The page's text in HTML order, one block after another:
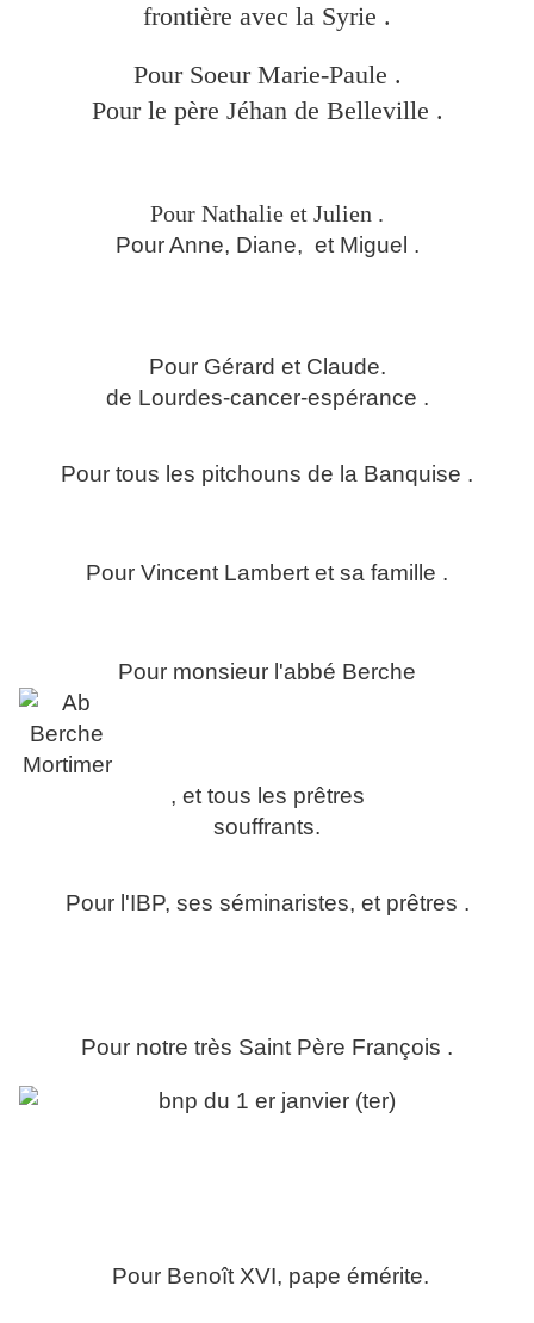
frontière avec la Syrie .
Pour Soeur Marie-Paule .
Pour le père Jéhan de Belleville .
Pour Nathalie et Julien .
Pour Anne, Diane, et Miguel .
Pour Gérard et Claude.
de Lourdes-cancer-espérance .
Pour tous les pitchouns de la Banquise .
Pour Vincent Lambert et sa famille .
Pour monsieur l'abbé Berche
, et tous les prêtres
souffrants.
Pour l'IBP, ses séminaristes, et prêtres .
Pour notre très Saint Père François .
Pour Benoît XVI, pape émérite.